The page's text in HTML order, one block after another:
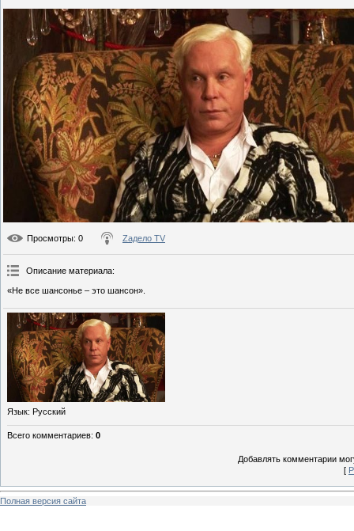
Просмотры: 0 Zадело TV
Описание материала:
«Не все шансонье – это шансон».
Язык: Русский
Всего комментариев: 0
Добавлять комментарии
[
Полная версия сайта